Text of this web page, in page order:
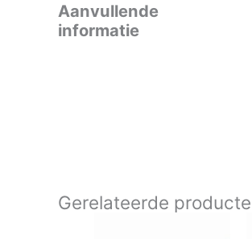
Aanvullende
informatie
Gerelateerde